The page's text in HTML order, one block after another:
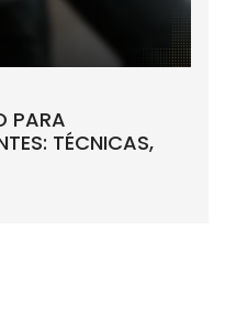
PARA
TÉCNICAS,